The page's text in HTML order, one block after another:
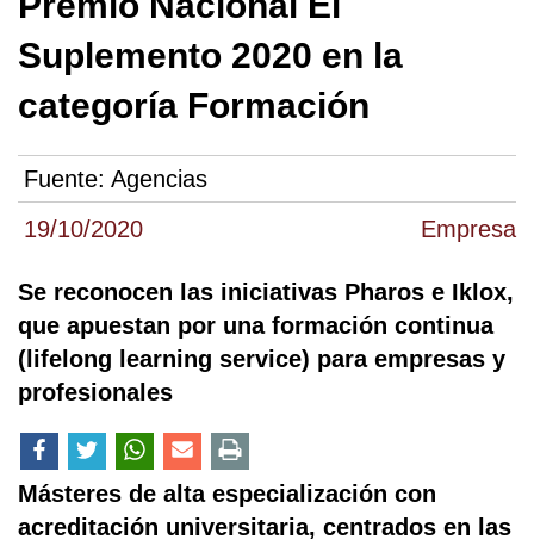
19/10/2020 Empresa
Suplemento 2020 en la
categoría Formación
Fuente: Agencias
Se reconocen las iniciativas Pharos e Iklox,
que apuestan por una formación continua
(lifelong learning service) para empresas y
profesionales
Másteres de alta especialización con
acreditación universitaria, centrados en las